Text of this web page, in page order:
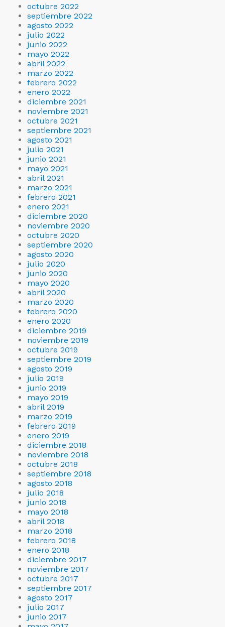
octubre 2022
septiembre 2022
agosto 2022
julio 2022
junio 2022
mayo 2022
abril 2022
marzo 2022
febrero 2022
enero 2022
diciembre 2021
noviembre 2021
octubre 2021
septiembre 2021
agosto 2021
julio 2021
junio 2021
mayo 2021
abril 2021
marzo 2021
febrero 2021
enero 2021
diciembre 2020
noviembre 2020
octubre 2020
septiembre 2020
agosto 2020
julio 2020
junio 2020
mayo 2020
abril 2020
marzo 2020
febrero 2020
enero 2020
diciembre 2019
noviembre 2019
octubre 2019
septiembre 2019
agosto 2019
julio 2019
junio 2019
mayo 2019
abril 2019
marzo 2019
febrero 2019
enero 2019
diciembre 2018
noviembre 2018
octubre 2018
septiembre 2018
agosto 2018
julio 2018
junio 2018
mayo 2018
abril 2018
marzo 2018
febrero 2018
enero 2018
diciembre 2017
noviembre 2017
octubre 2017
septiembre 2017
agosto 2017
julio 2017
junio 2017